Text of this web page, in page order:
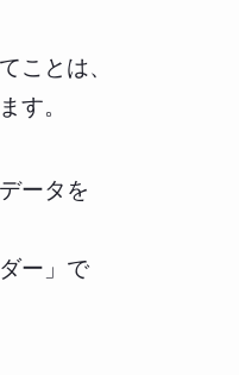
ことは、
す。
ータを
ー」で